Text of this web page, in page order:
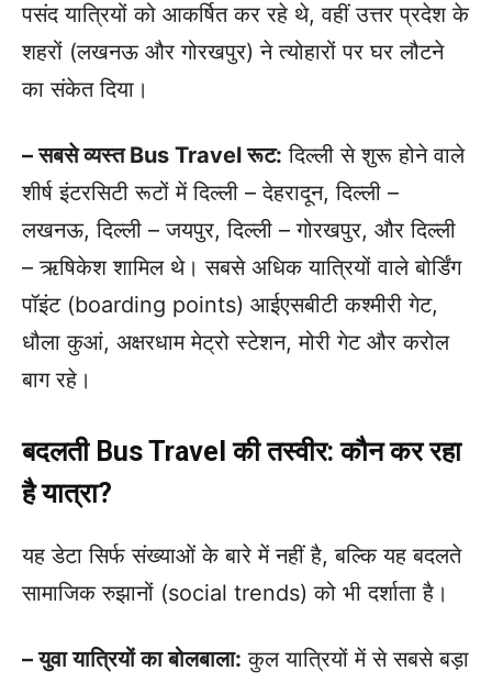
पसंद यात्रियों को आकर्षित कर रहे थे, वहीं उत्तर प्रदेश के
शहरों (लखनऊ और गोरखपुर) ने त्योहारों पर घर लौटने
का संकेत दिया।
– सबसे व्यस्त Bus Travel रूट: दिल्ली से शुरू होने वाले
शीर्ष इंटरसिटी रूटों में दिल्ली – देहरादून, दिल्ली –
लखनऊ, दिल्ली – जयपुर, दिल्ली – गोरखपुर, और दिल्ली
– ऋषिकेश शामिल थे। सबसे अधिक यात्रियों वाले बोर्डिंग
पॉइंट (boarding points) आईएसबीटी कश्मीरी गेट,
धौला कुआं, अक्षरधाम मेट्रो स्टेशन, मोरी गेट और करोल
बाग रहे।
बदलती Bus Travel की तस्वीर: कौन कर रहा
है यात्रा?
यह डेटा सिर्फ संख्याओं के बारे में नहीं है, बल्कि यह बदलते
सामाजिक रुझानों (social trends) को भी दर्शाता है।
– युवा यात्रियों का बोलबाला: कुल यात्रियों में से सबसे बड़ा